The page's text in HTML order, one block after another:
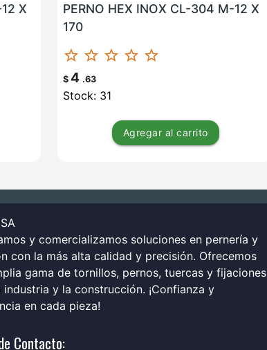
X
PERNO HEX INOX CL-304 M-12 X
170
star_border star_border star_border star_border star_border
$ 4 .63
Stock: 31
Agregar al carrito
y comercializamos soluciones en pernería y
con la más alta calidad y precisión. Ofrecemos
gama de tornillos, pernos, tuercas y fijaciones
industria y la construcción. ¡Confianza y
en cada pieza!
Contacto: